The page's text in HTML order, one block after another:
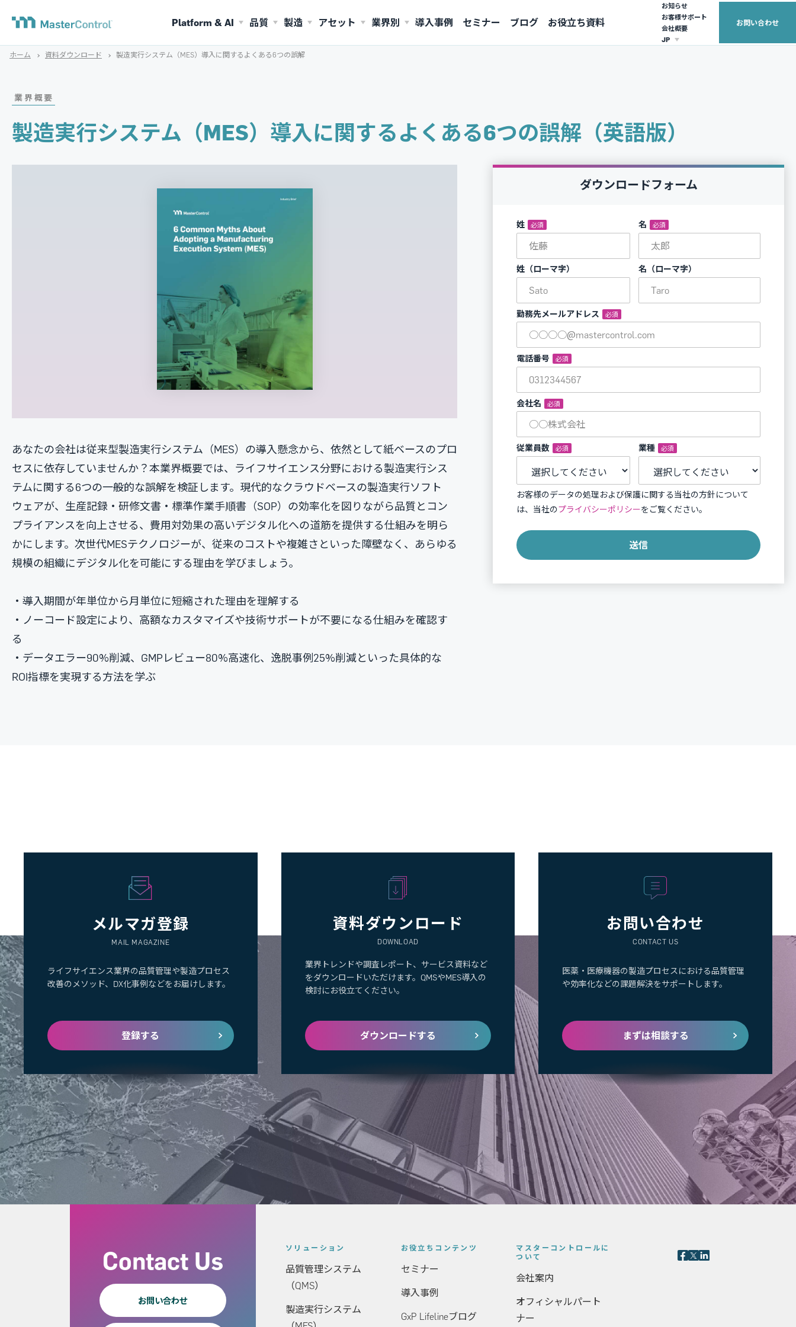
Platform & AI 品質 製造 アセット 業界別 導入事例 セミナー ブログ お役立ち資料
お知らせ
お客様サポート
会社概要
JP
繁體中文
お問い合わせ
ホーム 資料ダウンロード 製造実行システム（MES）導入に関するよくある6つの誤解
業界概要
製造実行システム（MES）導入に関するよくある6つの誤解（英語版）
あなたの会社は従来型製造実行システム（MES）の導入懸念から、依然として紙ベースのプロ
セスに依存していませんか？本業界概要では、ライフサイエンス分野における製造実行シス
テムに関する6つの一般的な誤解を検証します。現代的なクラウドベースの製造実行ソフト
ウェアが、生産記録・研修文書・標準作業手順書（SOP）の効率化を図りながら品質とコン
プライアンスを向上させる、費用対効果の高いデジタル化への道筋を提供する仕組みを明ら
かにします。次世代MESテクノロジーが、従来のコストや複雑さといった障壁なく、あらゆる
規模の組織にデジタル化を可能にする理由を学びましょう。
・導入期間が年単位から月単位に短縮された理由を理解する
・ノーコード設定により、高額なカスタマイズや技術サポートが不要になる仕組みを確認す
る
・データエラー90%削減、GMPレビュー80%高速化、逸脱事例25%削減といった具体的な
ROI指標を実現する方法を学ぶ
ダウンロードフォーム
姓 名
姓（ローマ字） 名（ローマ字）
勤務先メールアドレス
電話番号
会社名
従業員数 業種
お客様のデータの処理および保護に関する当社の方針について
は、当社のプライバシーポリシーをご覧ください。
メルマガ登録
MAIL MAGAZINE
ライフサイエンス業界の品質管理や製造プロセス
改善のメソッド、DX化事例などをお届けします。
登録する
資料ダウンロード
DOWNLOAD
業界トレンドや調査レポート、サービス資料など
をダウンロードいただけます。QMSやMES導入の
検討にお役立てください。
ダウンロードする
お問い合わせ
CONTACT US
医薬・医療機器の製造プロセスにおける品質管理
や効率化などの課題解決をサポートします。
まずは相談する
Contact Us
お問い合わせ
ソリューション
品質管理システム
（QMS）
製造実行システム
お役立ちコンテンツ
セミナー
導入事例
GxP Lifelineブログ
マスターコントロールに
ついて
会社案内
オフィシャルパート
ナー